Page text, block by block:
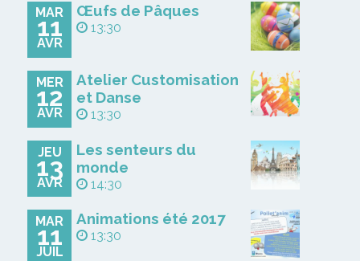
MAR
11
AVR
Œufs de Pâques
13:30
MER
12
AVR
Atelier Customisation
et Danse
13:30
JEU
13
AVR
Les senteurs du
monde
14:30
MAR
11
JUIL
Animations été 2017
13:30